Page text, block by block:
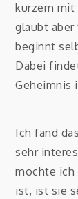
kurzem mit
glaubt aber
beginnt
Dabei
Geheimnis
Ich fand
sehr
mochte ich
ist, ist sie